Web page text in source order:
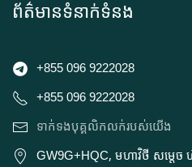
ព័ត៌មានទំនាក់ទំនង
+855 096 9222028
+855 096 9222028
ទាក់ទងបុគ្គលិកលក់របស់យើង
GW9G+HQC, មហាវិថី សម្តេច